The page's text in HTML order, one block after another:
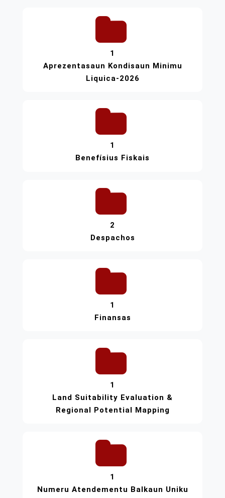
1
Aprezentasaun Kondisaun Minimu
Liquica-2026
1
Benefísius Fiskais
2
Despachos
1
Finansas
1
Land Suitability Evaluation &
Regional Potential Mapping
1
Numeru Atendementu Balkaun Uniku